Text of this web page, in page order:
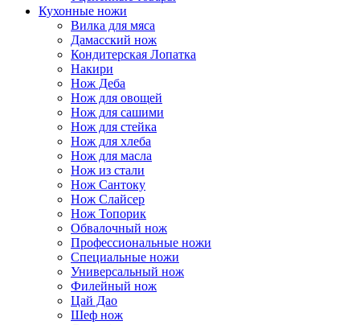
Кухонные ножи
Вилка для мяса
Дамасский нож
Кондитерская Лопатка
Накири
Нож Деба
Нож для овощей
Нож для сашими
Нож для стейка
Нож для хлеба
Нож для масла
Нож из стали
Нож Сантоку
Нож Слайсер
Нож Топорик
Обвалочный нож
Профессиональные ножи
Специальные ножи
Универсальный нож
Филейный нож
Цай Дао
Шеф нож